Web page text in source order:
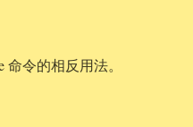
命令的相反用法。